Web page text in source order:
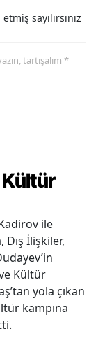
sayılırsınız
tartışalım *
Kültür
ile
İlişkiler,
Kültür
yola çıkan
kampına